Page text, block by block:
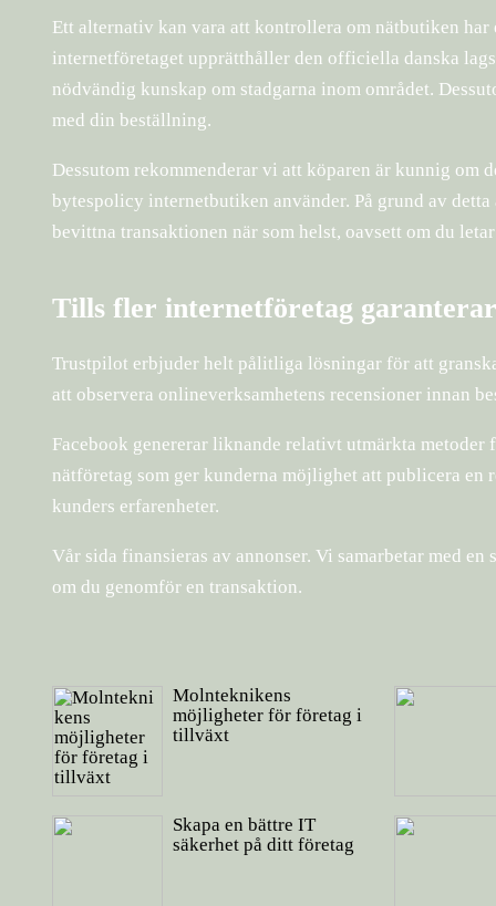
Ett alternativ kan vara att kontrollera om nätbutiken
internetföretaget upprätthåller den officiella danska
nödvändig kunskap om stadgarna inom området.
med din beställning.
Dessutom rekommenderar vi att köparen är kunnig om
bytespolicy internetbutiken använder. På grund av
bevittna transaktionen när som helst, oavsett om du
Tills fler internetföretag
Trustpilot erbjuder helt pålitliga lösningar för att
att observera onlineverksamhetens recensioner innan
Facebook genererar liknande relativt utmärkta
nätföretag som ger kunderna möjlighet att publicera
kunders erfarenheter.
Vår sida finansieras av annonser. Vi samarbetar med
om du genomför en transaktion.
Molnteknikens
möjligheter för företag i
tillväxt
Skapa en bättre IT
säkerhet på ditt företag